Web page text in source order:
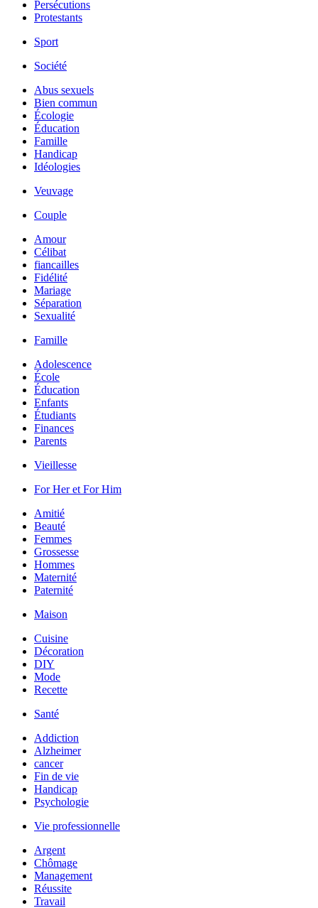
Persécutions
Protestants
Sport
Société
Abus sexuels
Bien commun
Écologie
Éducation
Famille
Handicap
Idéologies
Veuvage
Couple
Amour
Célibat
fiancailles
Fidélité
Mariage
Séparation
Sexualité
Famille
Adolescence
École
Éducation
Enfants
Étudiants
Finances
Parents
Vieillesse
For Her et For Him
Amitié
Beauté
Femmes
Grossesse
Hommes
Maternité
Paternité
Maison
Cuisine
Décoration
DIY
Mode
Recette
Santé
Addiction
Alzheimer
cancer
Fin de vie
Handicap
Psychologie
Vie professionnelle
Argent
Chômage
Management
Réussite
Travail